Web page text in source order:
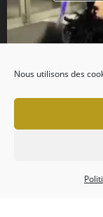
Nous utilisons des